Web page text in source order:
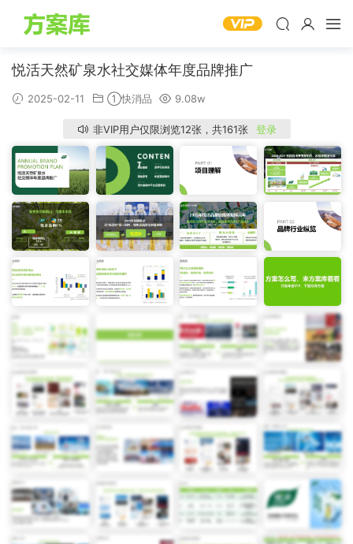
悦活天然矿泉水社交媒体年度品牌推广
2025-02-11 ①快消品 9.08w
非VIP用户仅限浏览12张，共161张 登录